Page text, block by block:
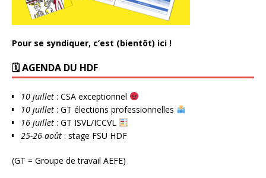
Pour se syndiquer, c’est (bientôt) ici !
🗓 AGENDA DU HDF
10 juillet : CSA exceptionnel
10 juillet : GT élections professionnelles
16 juillet : GT ISVL/ICCVL
25-26 août : stage FSU HDF
(GT = Groupe de travail AEFE)